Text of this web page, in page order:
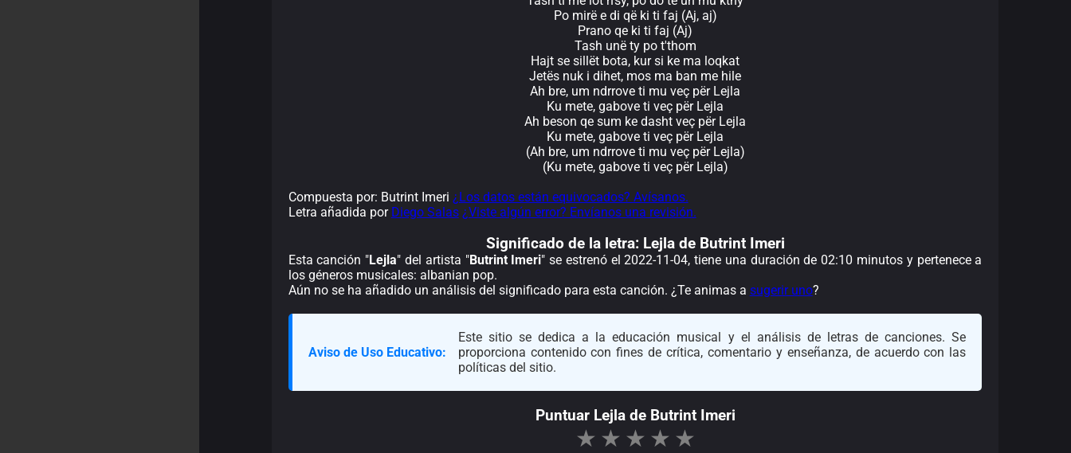
Po mirë e di që ki ti faj (Aj, aj)
Prano qe ki ti faj (Aj)
Tash unë ty po t'thom
Hajt se sillët bota, kur si ke ma loqkat
Jetës nuk i dihet, mos ma ban me hile
Ah bre, um ndrrove ti mu veç për Lejla
Ku mete, gabove ti veç për Lejla
Ah beson qe sum ke dasht veç për Lejla
Ku mete, gabove ti veç për Lejla
(Ah bre, um ndrrove ti mu veç për Lejla)
(Ku mete, gabove ti veç për Lejla)
Compuesta por: Butrint Imeri ¿Los datos están equivocados? Avísanos.
Letra añadida por Diego Salas ¿Viste algún error? Envíanos una revisión.
Significado de la letra: Lejla de Butrint Imeri
Esta canción "Lejla" del artista "Butrint Imeri" se estrenó el 2022-11-04, tiene una duración de 02:10 minutos y pertenece a
los géneros musicales: albanian pop.
Aún no se ha añadido un análisis del significado para esta canción. ¿Te animas a sugerir uno?
Aviso de Uso Educativo:
Este sitio se dedica a la educación musical y el análisis de letras de canciones. Se
proporciona contenido con fines de crítica, comentario y enseñanza, de acuerdo con las
políticas del sitio.
Puntuar Lejla de Butrint Imeri
★ ★ ★ ★ ★